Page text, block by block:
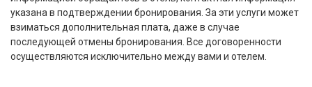
указана в подтверждении бронирования. За эти услуги может
взиматься дополнительная плата, даже в случае
последующей отмены бронирования. Все договоренности
осуществляются исключительно между вами и отелем.